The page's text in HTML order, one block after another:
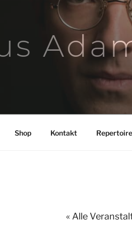
Shop Kontakt Repertoire
« Alle